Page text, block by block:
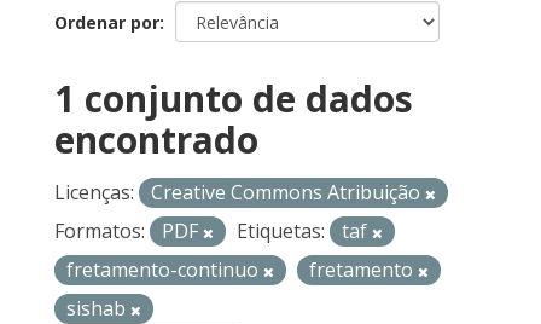
Ordenar por
1 conjunto de dados
encontrado
Licenças:
Creative Commons Atribuição
Formatos:
PDF Etiquetas:
taf
fretamento-continuo
fretamento
sishab